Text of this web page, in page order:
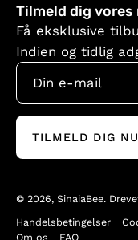
Tilmeld dig vores
Få eksklusive
Indien og tidlig
TILMELD DIG NU
© 2026, SinaiaBee.
Handelsbetingelser
Om os
FAQ